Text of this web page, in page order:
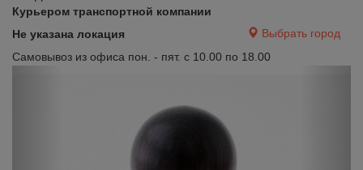
Курьером транспортной компании
Не указана локация
Выбрать город
Самовывоз из офиса пон. - пят. с 10.00 по 18.00